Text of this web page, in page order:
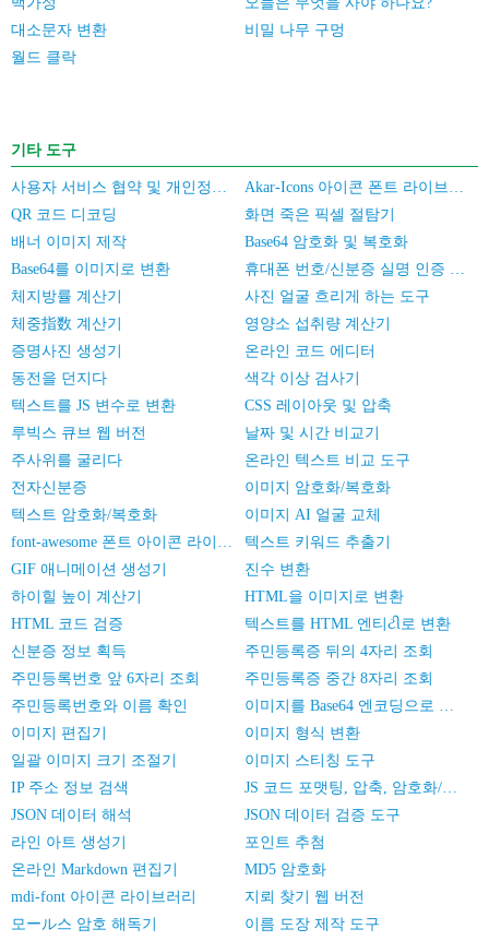
대소문자 변환
비밀 나무 구멍
월드 클락
기타 도구
사용자 서비스 협약 및 개인정보 보호 정책
Akar-Icons 아이콘 폰트 라이브러리
QR 코드 디코딩
화면 죽은 픽셀 절탐기
배너 이미지 제작
Base64 암호화 및 복호화
Base64를 이미지로 변환
휴대폰 번호/신분증 실명 인증 일괄 검증
체지방률 계산기
사진 얼굴 흐리게 하는 도구
체중指数 계산기
영양소 섭취량 계산기
증명사진 생성기
온라인 코드 에디터
동전을 던지다
색각 이상 검사기
텍스트를 JS 변수로 변환
CSS 레이아웃 및 압축
루빅스 큐브 웹 버전
날짜 및 시간 비교기
주사위를 굴리다
온라인 텍스트 비교 도구
전자신분증
이미지 암호화/복호화
텍스트 암호화/복호화
이미지 AI 얼굴 교체
font-awesome 폰트 아이콘 라이브러리
텍스트 키워드 추출기
GIF 애니메이션 생성기
진수 변환
하이힐 높이 계산기
HTML을 이미지로 변환
HTML 코드 검증
텍스트를 HTML 엔티ટી로 변환
신분증 정보 획득
주민등록증 뒤의 4자리 조회
주민등록번호 앞 6자리 조회
주민등록증 중간 8자리 조회
주민등록번호와 이름 확인
이미지를 Base64 엔코딩으로 변환
이미지 편집기
이미지 형식 변환
일괄 이미지 크기 조절기
이미지 스티칭 도구
IP 주소 정보 검색
JS 코드 포맷팅, 압축, 암호화/난독화
JSON 데이터 해석
JSON 데이터 검증 도구
라인 아트 생성기
포인트 추첨
온라인 Markdown 편집기
MD5 암호화
mdi-font 아이콘 라이브러리
지뢰 찾기 웹 버전
모ール스 암호 해독기
이름 도장 제작 도구